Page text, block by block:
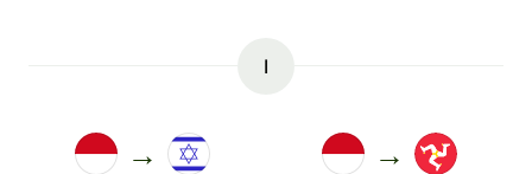
I
→ →